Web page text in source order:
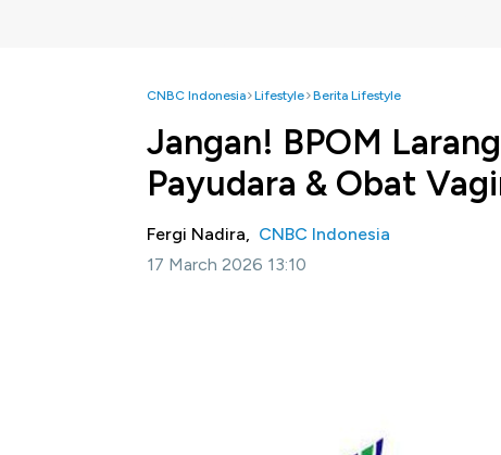
CNBC Indonesia Lifestyle Berita Lifestyle
Jangan! BPOM
Payudara & Obat
Fergi Nadira, CNBC Indonesia
17 March 2026 13:10